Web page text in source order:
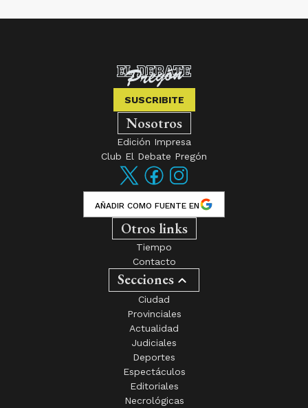
SUSCRIBITE
Nosotros
Edición Impresa
Club El Debate Pregón
AÑADIR COMO FUENTE EN
Otros links
Tiempo
Contacto
Secciones
Ciudad
Provinciales
Actualidad
Judiciales
Deportes
Espectáculos
Editoriales
Necrológicas